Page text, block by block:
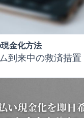
金化方法
到来中の救済措